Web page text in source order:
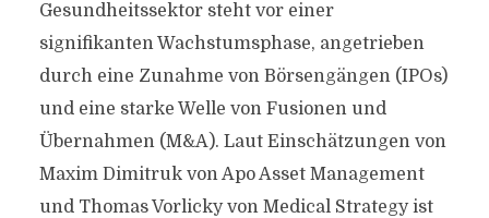
Gesundheitssektor steht vor einer
signifikanten Wachstumsphase, angetrieben
durch eine Zunahme von Börsengängen (IPOs)
und eine starke Welle von Fusionen und
Übernahmen (M&A). Laut Einschätzungen von
Maxim Dimitruk von Apo Asset Management
und Thomas Vorlicky von Medical Strategy ist